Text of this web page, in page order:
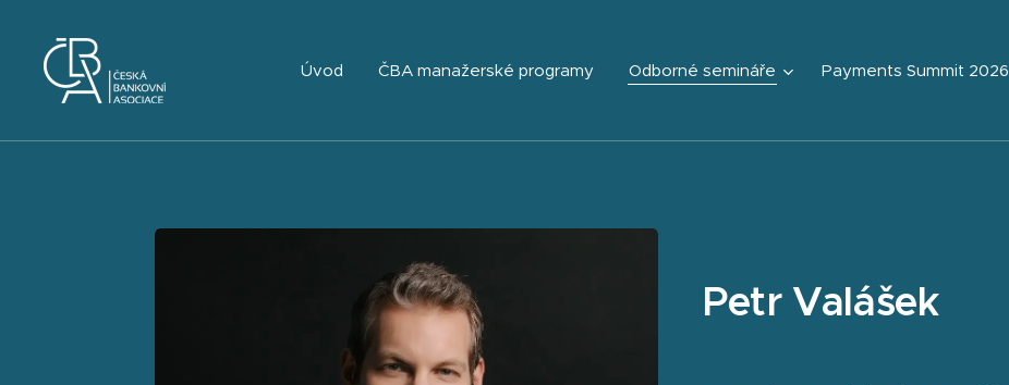
Úvod ČBA manažerské programy Odborné semináře Payments Summit 2026
Petr Valášek